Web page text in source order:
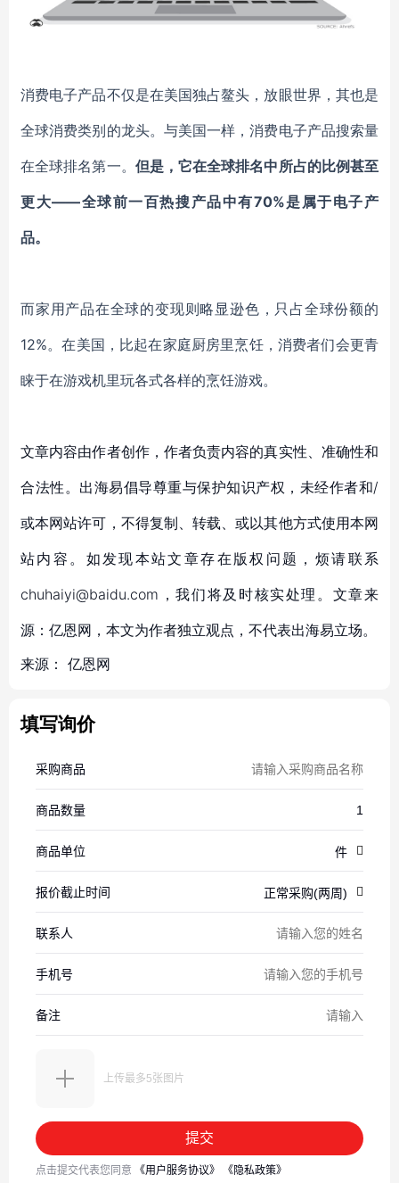
消费电子产品不仅是在美国独占鳌头，放眼世界，其也是
全球消费类别的龙头。与美国一样，消费电子产品搜索量
在全球排名第一。 但是，它在全球排名中所占的比例甚至
更大——全球前一百热搜产品中有70%是属于电子产
品。
而家用产品在全球的变现则略显逊色，只占全球份额的
12%。在美国，比起在家庭厨房里烹饪，消费者们会更青
睐于在游戏机里玩各式各样的烹饪游戏。
文章内容由作者创作，作者负责内容的真实性、准确性和
合法性。出海易倡导尊重与保护知识产权，未经作者和/
或本网站许可，不得复制、转载、或以其他方式使用本网
站内容。如发现本站文章存在版权问题，烦请联系
chuhaiyi@baidu.com，我们将及时核实处理。文章来
源：亿恩网，本文为作者独立观点，不代表出海易立场。
来源： 亿恩网
填写询价